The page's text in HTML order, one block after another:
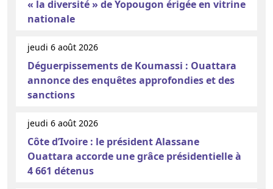
« la diversité » de Yopougon érigée en vitrine
nationale
jeudi 6 août 2026
Déguerpissements de Koumassi : Ouattara
annonce des enquêtes approfondies et des
sanctions
jeudi 6 août 2026
Côte d’Ivoire : le président Alassane
Ouattara accorde une grâce présidentielle à
4 661 détenus